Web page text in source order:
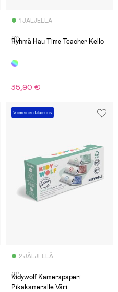
1 JÄLJELLÄ
(0)
Ryhmä Hau Time Teacher Kello
35,90 €
Viimeinen tilaisuus
2 JÄLJELLÄ
(0)
Kidywolf Kamerapaperi
Pikakameralle Väri